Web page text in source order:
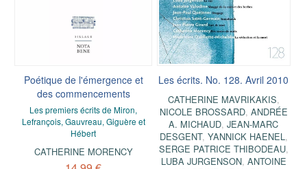
Poétique de l'émergence et
des commencements
Les premiers écrits de Miron,
Lefrançois, Gauvreau, Giguère et
Hébert
CATHERINE MORENCY
Les écrits. No. 128. Avril 2010
CATHERINE MAVRIKAKIS,
NICOLE BROSSARD, ANDRÉE
A. MICHAUD,JEAN-MARC
DESGENT, YANNICK HAENEL,
SERGE PATRICE THIBODEAU,
LUBA JURGENSON, ANTOINE